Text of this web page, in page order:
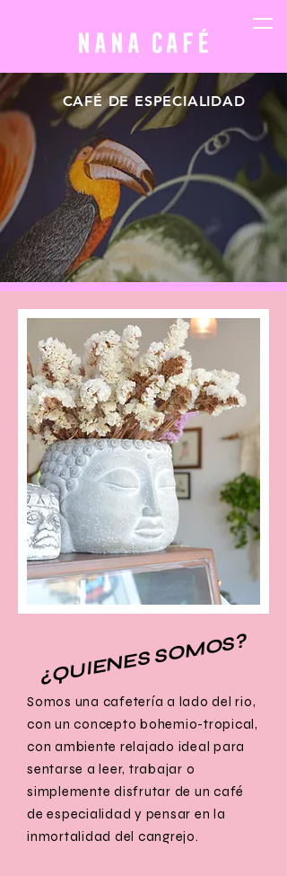
CAFÉ DE ESPECIALIDAD
¿QUIENES SOMOS?
Somos una cafetería a lado del rio,
con un concepto bohemio-tropical,
con ambiente relajado ideal para
sentarse a leer, trabajar o
simplemente disfrutar de un café
de especialidad y pensar en la
inmortalidad del cangrejo.